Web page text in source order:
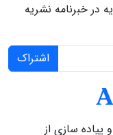
در خبرنامه نشریه
اشتراک
پیاده سازی از